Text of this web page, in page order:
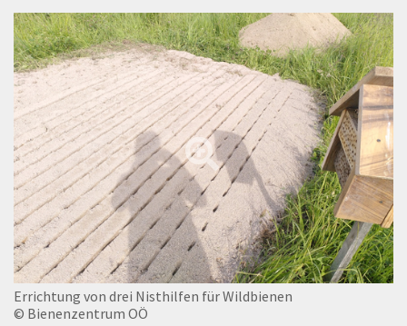
Errichtung von drei Nisthilfen für Wildbienen
© Bienenzentrum OÖ